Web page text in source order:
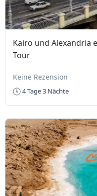
Kairo und Alexandria
Tour
Keine Rezension
4 Tage 3 Nächte